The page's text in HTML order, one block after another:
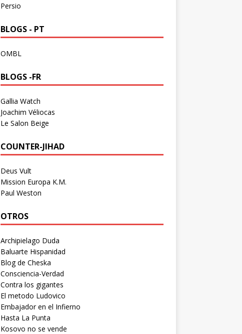
Persio
BLOGS - PT
OMBL
BLOGS -FR
Gallia Watch
Joachim Véliocas
Le Salon Beige
COUNTER-JIHAD
Deus Vult
Mission Europa K.M.
Paul Weston
OTROS
Archipielago Duda
Baluarte Hispanidad
Blog de Cheska
Consciencia-Verdad
Contra los gigantes
El metodo Ludovico
Embajador en el Infierno
Hasta La Punta
Kosovo no se vende